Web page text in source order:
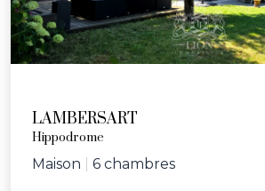
LAMBERSART
Hippodrome
Maison 6 chambres